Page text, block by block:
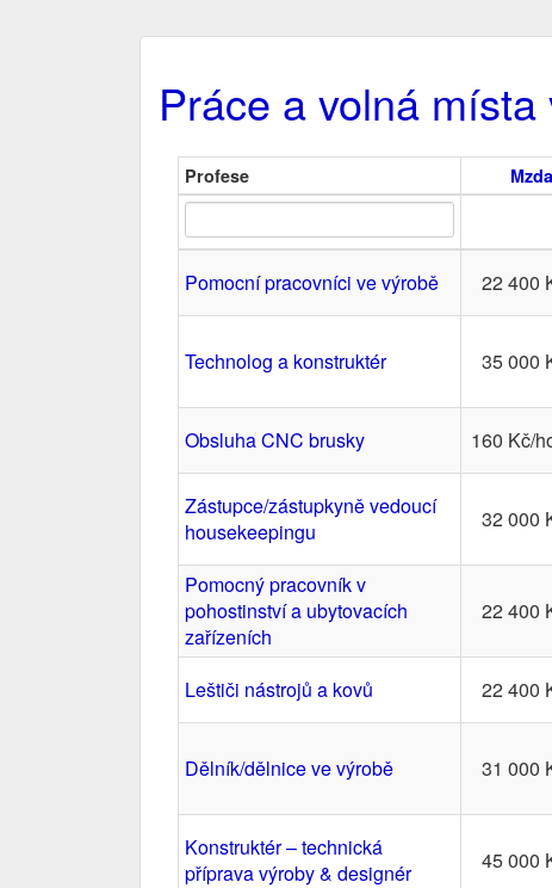
Práce a volná
Profese Mzda
Pomocní pracovníci ve výrobě 22 400
Technolog a konstruktér 35 000
Obsluha CNC brusky
160 Kč/
Zástupce/zástupkyně vedoucí
housekeepingu
32 000
Pomocný pracovník v
pohostinství a ubytovacích
zařízeních
22 400
Leštiči nástrojů a kovů 22 400
Dělník/dělnice ve výrobě 31 000
Konstruktér – technická
příprava výroby & designér
45 000